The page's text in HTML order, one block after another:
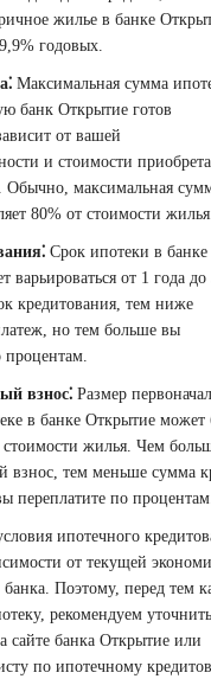
жилье в банке
годовых.
Максимальная сумма
банк Открытие готов
от вашей
и стоимости
Обычно, максимальная
80% от стоимости
Срок ипотеки в банке
варьироваться от 1 года до
кредитования, тем ниже
но тем больше вы
процентам.
взнос⁚ Размер
в банке Открытие может
стоимости жилья. Чем
взнос, тем меньше сумма
переплатите по
ипотечного
от текущей
Поэтому, перед тем
рекомендуем уточнить
сайте банка Открытие или
по ипотечному